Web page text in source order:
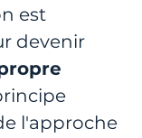
est
devenir
l'approche